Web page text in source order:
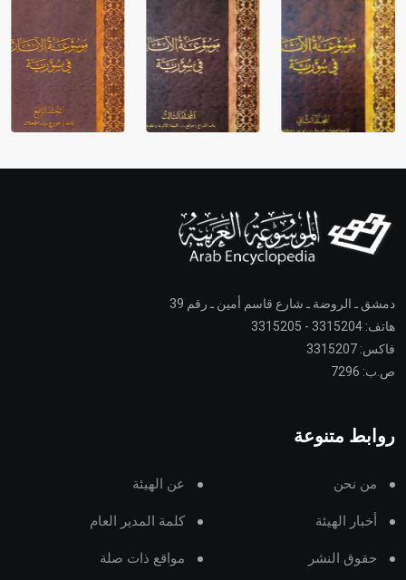
دمشق ـ الروضة ـ شارع قاسم أمين ـ رقم 39
هاتف: 3315204 - 3315205
فاكس: 3315207
ص.ب: 7296
روابط متنوعة
من نحن عن الهيئة
أخبار الهيئة كلمة المدير العام
حقوق النشر مواقع ذات صلة